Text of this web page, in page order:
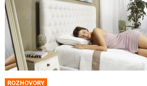
ROZHOVORY